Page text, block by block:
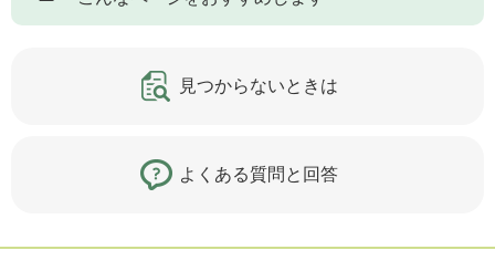
見つからないときは
よくある質問と回答